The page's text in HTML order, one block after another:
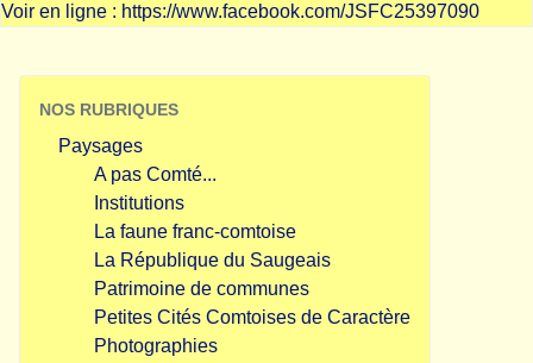
Voir en ligne : https://www.facebook.com/JSFC25397090
NOS RUBRIQUES
Paysages
A pas Comté...
Institutions
La faune franc-comtoise
La République du Saugeais
Patrimoine de communes
Petites Cités Comtoises de Caractère
Photographies